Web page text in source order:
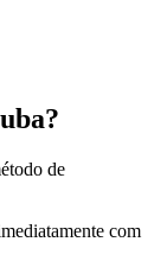
de
com